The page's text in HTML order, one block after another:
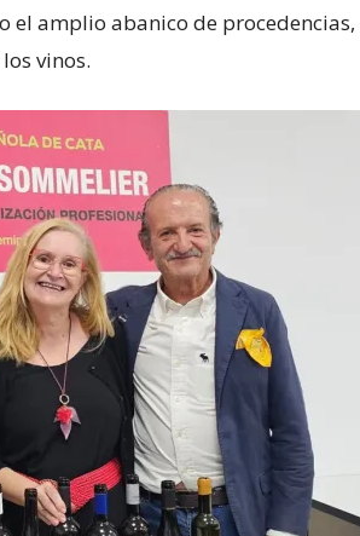
el amplio abanico de procedencias,
vinos.